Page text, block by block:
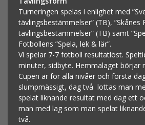
Turneringen spelas i enlighet med
tävlingsbestämmelser” (TB), ”Skånes
tävlingsbestämmelser” (TB) samt
Fotbollens ”Spela, lek & lär”.
Vi spelar 7-7 fotboll resultatlöst.
minuter, sidbyte. Hemmalaget börjar
Cupen är för alla nivåer och första
slumpmässigt, dag två lottas man
spelat liknande resultat med dag ett
man med lag som man spelat
två.